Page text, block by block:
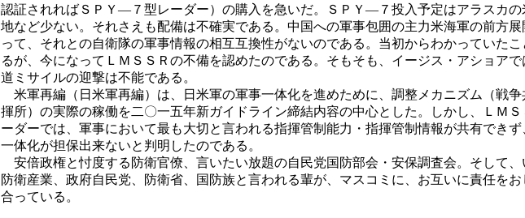
認証されればＳＰＹ―７型レーダー）の購入を急いだ。ＳＰＹ―７投入予定はアラスカの
地など少ない。それさえも配備は不確実である。中国への軍事包囲の主力米海軍の前方展
って、それとの自衛隊の軍事情報の相互互換性がないのである。当初からわかっていたこ
るが、今になってＬＭＳＳＲの不備を認めたのである。そもそも、イージス・アショアで
道ミサイルの迎撃は不能である。
米軍再編（日米軍再編）は、日米軍の軍事一体化を進めために、調整メカニズム（戦争
揮所）の実際の稼働を二〇一五年新ガイドライン締結内容の中心とした。しかし、ＬＭＳ
ーダーでは、軍事において最も大切と言われる指揮管制能力・指揮管制情報が共有できず
一体化が担保出来ないと判明したのである。
安倍政権と忖度する防衛官僚、言いたい放題の自民党国防部会・安保調査会。そして、
防衛産業、政府自民党、防衛省、国防族と言われる輩が、マスコミに、お互いに責任をお
合っている。